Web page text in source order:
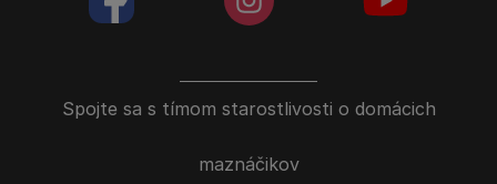
Spojte sa s tímom starostlivosti o domácich
maznáčikov
facebookColoredinstagramColored